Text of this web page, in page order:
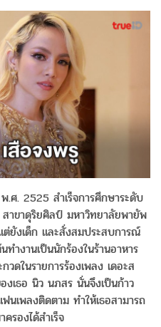
.ศ. 2525 สำเร็จการศึกษาระดับ
ขาดุริยศิลป์ มหาวิทยาลัยพายัพ
ต่ยังเด็ก และสั่งสมประสบการณ์
ทำงานเป็นนักร้องในร้านอาหาร
วดในรายการร้องเพลง เดอะส
งเธอ นิว นภสร นั่นจึงเป็นก้าว
นเพลงติดตาม ทำให้เธอสามารถ
รองได้สำเร็จ